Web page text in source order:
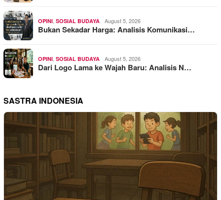
OPINI SOSIAL BUDAYA August 5, 2026
Bukan Sekadar Harga: Analisis Komunikasi…
OPINI SOSIAL BUDAYA August 5, 2026
Dari Logo Lama ke Wajah Baru: Analisis N…
SASTRA INDONESIA